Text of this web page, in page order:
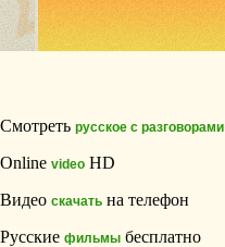
Смотреть русское с разговорами
Online video HD
Видео скачать на телефон
Русские фильмы бесплатно